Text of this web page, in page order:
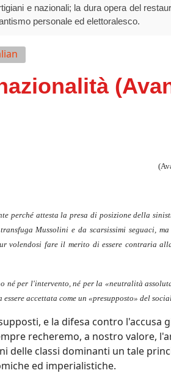
e nazionali; la dura opera del
personale ed elettoralesco.
perché attesta la presa di posizione della
Mussolini e da scarsissimi seguaci,
volendosi fare il merito di essere contraria
per l'intervento, né per la «neutralità
accettata come un «presupposto» del
e la difesa contro l'accusa
recheremo, a nostro valore,
delle classi dominanti un tale
ed imperialistiche.